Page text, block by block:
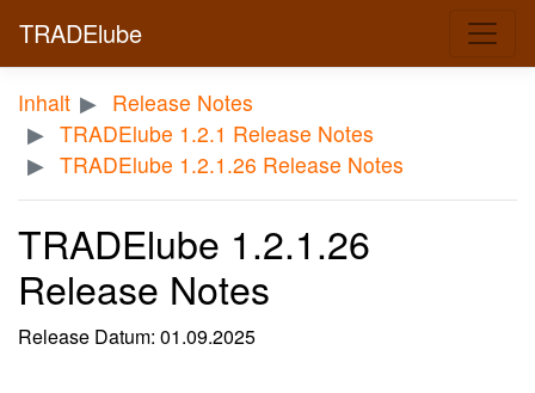
TRADElube
Inhalt
Release Notes
TRADElube 1.2.1 Release Notes
TRADElube 1.2.1.26 Release Notes
TRADElube 1.2.1.26
Release Notes
Release Datum: 01.09.2025